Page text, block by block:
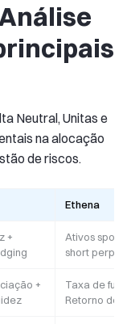
Neutral, Unitas e
na alocação
de riscos.
Ethena
+
Ativos spot
short
+
Taxa de
Retorno de